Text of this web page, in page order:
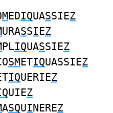
MEDIQUASSIEZ
URASSIEZ
PLIQUASSIEZ
SMETIQUASSIEZ
IQUERIEZ
UIEZ
ASQUINEREZ